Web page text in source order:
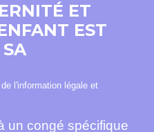
ET
EST
l'information légale et
un congé spécifique